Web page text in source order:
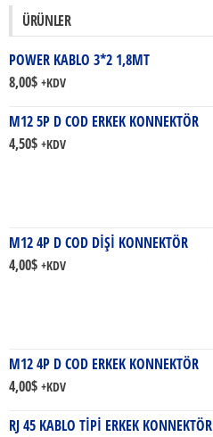
ÜRÜNLER
POWER KABLO 3*2 1,8MT
8,00$ +KDV
M12 5P D COD ERKEK KONNEKTÖR
4,50$ +KDV
M12 4P D COD DİŞİ KONNEKTÖR
4,00$ +KDV
M12 4P D COD ERKEK KONNEKTÖR
4,00$ +KDV
RJ 45 KABLO TİPİ ERKEK KONNEKTÖR